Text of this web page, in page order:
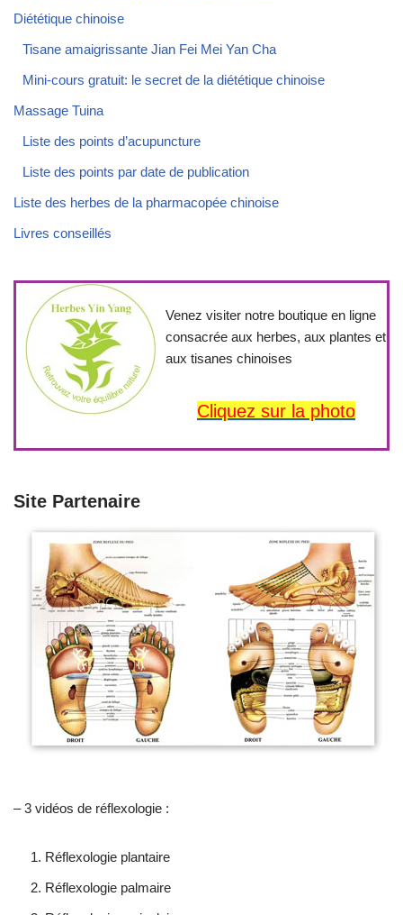
Diététique chinoise
Tisane amaigrissante Jian Fei Mei Yan Cha
Mini-cours gratuit: le secret de la diététique chinoise
Massage Tuina
Liste des points d’acupuncture
Liste des points par date de publication
Liste des herbes de la pharmacopée chinoise
Livres conseillés
Venez visiter notre boutique en ligne
consacrée aux herbes, aux plantes et
aux tisanes chinoises
Cliquez sur la photo
Site Partenaire
– 3 vidéos de réflexologie :
Réflexologie plantaire
Réflexologie palmaire